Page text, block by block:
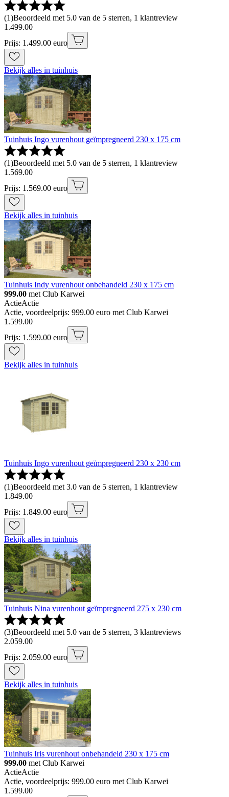
(1)Beoordeeld met 5.0 van de 5 sterren, 1 klantreview
1 .499.00
Prijs: 1.499.00 euro
Bekijk alles in tuinhuis
Tuinhuis Ingo vurenhout geïmpregneerd 230 x 175 cm
(1)Beoordeeld met 5.0 van de 5 sterren, 1 klantreview
1 .569.00
Prijs: 1.569.00 euro
Bekijk alles in tuinhuis
Tuinhuis Indy vurenhout onbehandeld 230 x 175 cm
999.00 met Club Karwei
ActieActie
Actie, voordeelprijs: 999.00 euro met Club Karwei
1 .599.00
Prijs: 1.599.00 euro
Bekijk alles in tuinhuis
Tuinhuis Ingo vurenhout geïmpregneerd 230 x 230 cm
(1)Beoordeeld met 3.0 van de 5 sterren, 1 klantreview
1 .849.00
Prijs: 1.849.00 euro
Bekijk alles in tuinhuis
Tuinhuis Nina vurenhout geïmpregneerd 275 x 230 cm
(3)Beoordeeld met 5.0 van de 5 sterren, 3 klantreviews
2.059.00
Prijs: 2.059.00 euro
Bekijk alles in tuinhuis
Tuinhuis Iris vurenhout onbehandeld 230 x 175 cm
999.00 met Club Karwei
ActieActie
Actie, voordeelprijs: 999.00 euro met Club Karwei
1 .599.00